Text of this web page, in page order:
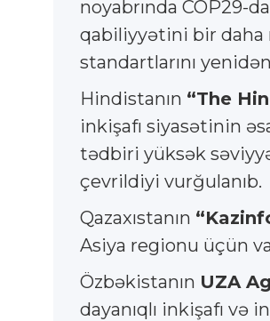
noyabrında COP29-
qabiliyyətini bir daha
standartlarını
Hindistanın “The
inkişafı siyasətinin
tədbiri yüksək
çevrildiyi vurğulanıb.
Qazaxıstanın
Asiya regionu üçün
Özbəkistanın UZA
dayanıqlı inkişafı və